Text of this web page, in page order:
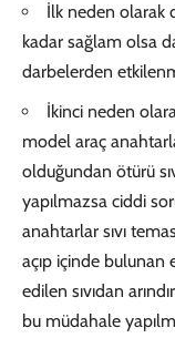
İlk neden olarak
kadar sağlam olsa
darbelerden
İkinci neden
model araç
olduğundan ötürü
yapılmazsa ciddi
anahtarlar sıvı
açıp içinde bulunan
edilen sıvıdan
bu müdahale